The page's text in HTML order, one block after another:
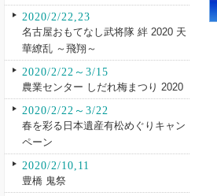
2020/2/22,23
名古屋おもてなし武将隊 絆 2020 天
華繚乱 ～飛翔～
2020/2/22～3/15
農業センター しだれ梅まつり 2020
2020/2/22～3/22
春を彩る日本遺産有松めぐりキャン
ペーン
2020/2/10,11
豊橋 鬼祭